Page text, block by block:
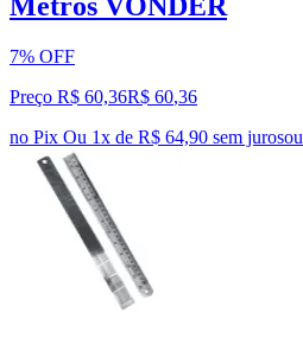
7% OFF
Preço R$ 60,36R$ 60,36
no Pix Ou 1x de R$ 64,90 sem jurosou